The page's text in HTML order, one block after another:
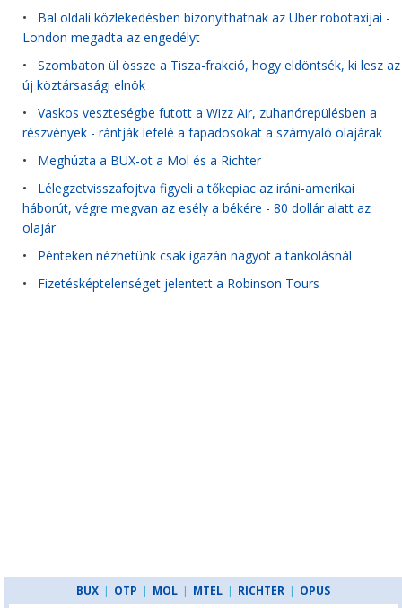
• Bal oldali közlekedésben bizonyíthatnak az Uber robotaxijai -
London megadta az engedélyt
• Szombaton ül össze a Tisza-frakció, hogy eldöntsék, ki lesz az
új köztársasági elnök
• Vaskos veszteségbe futott a Wizz Air, zuhanórepülésben a
részvények - rántják lefelé a fapadosokat a szárnyaló olajárak
• Meghúzta a BUX-ot a Mol és a Richter
• Lélegzetvisszafojtva figyeli a tőkepiac az iráni-amerikai
háborút, végre megvan az esély a békére - 80 dollár alatt az
olajár
• Pénteken nézhetünk csak igazán nagyot a tankolásnál
• Fizetésképtelenséget jelentett a Robinson Tours
BUX | OTP | MOL | MTEL | RICHTER | OPUS